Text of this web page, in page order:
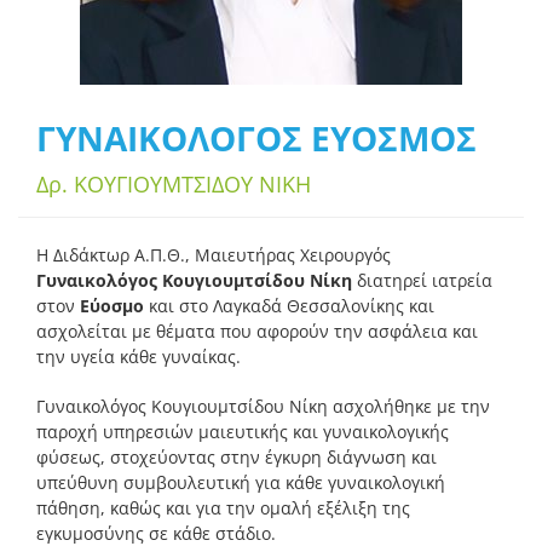
ΓΥΝΑΙΚΟΛΟΓΟΣ ΕΥΟΣΜΟΣ
Δρ. ΚΟΥΓΙΟΥΜΤΣΙΔΟΥ ΝΙΚΗ
Η Διδάκτωρ Α.Π.Θ., Μαιευτήρας Χειρουργός
Γυναικολόγος Κουγιουμτσίδου Νίκη διατηρεί ιατρεία
στον Εύοσμο και στο Λαγκαδά Θεσσαλονίκης και
ασχολείται με θέματα που αφορούν την ασφάλεια και
την υγεία κάθε γυναίκας.
Γυναικολόγος Κουγιουμτσίδου Νίκη ασχολήθηκε με την
παροχή υπηρεσιών μαιευτικής και γυναικολογικής
φύσεως, στοχεύοντας στην έγκυρη διάγνωση και
υπεύθυνη συμβουλευτική για κάθε γυναικολογική
πάθηση, καθώς και για την ομαλή εξέλιξη της
εγκυμοσύνης σε κάθε στάδιο.